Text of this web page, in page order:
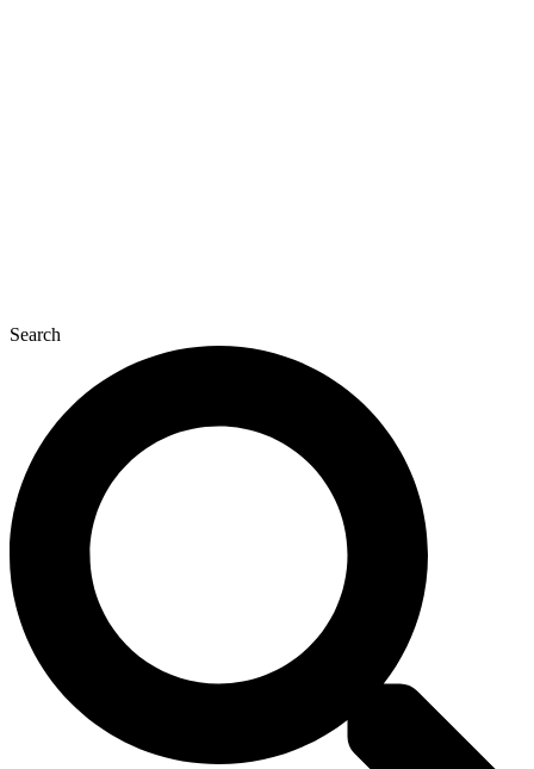
Search